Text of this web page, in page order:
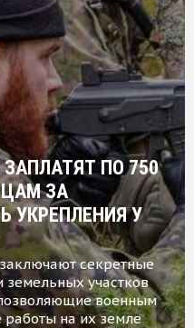
ПО 750
ЗА
УКРЕПЛЕНИЯ У
секретные
земельных участков
военным
на их земле